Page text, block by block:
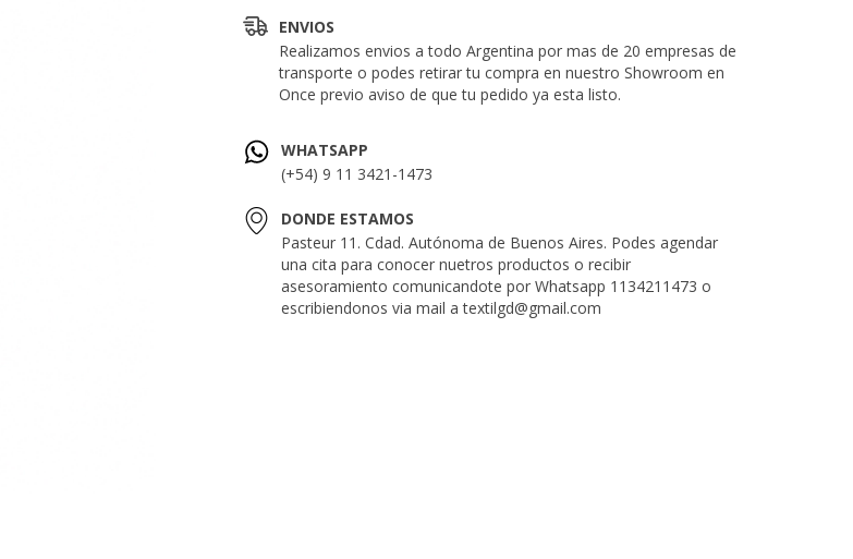
ENVIOS
Realizamos envios a todo Argentina por mas de 20 empresas de
transporte o podes retirar tu compra en nuestro Showroom en
Once previo aviso de que tu pedido ya esta listo.
WHATSAPP
(+54) 9 11 3421-1473
DONDE ESTAMOS
Pasteur 11. Cdad. Autónoma de Buenos Aires. Podes agendar
una cita para conocer nuetros productos o recibir
asesoramiento comunicandote por Whatsapp 1134211473 o
escribiendonos via mail atextilgd@gmail.com